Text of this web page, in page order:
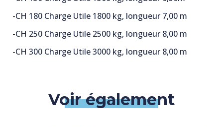
-CH 180 Charge Utile 1800 kg, longueur 7,00 m
-CH 250 Charge Utile 2500 kg, longueur 8,00 m
-CH 300 Charge Utile 3000 kg, longueur 8,00 m
Voir également